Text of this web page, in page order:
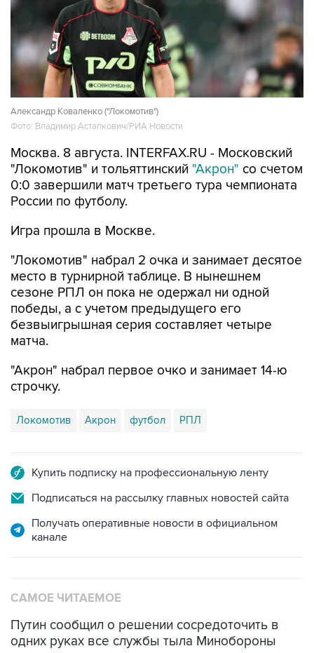
Александр Коваленко ("Локомотив")
Фото: Владимир Астапкович/РИА Новости
Москва. 8 августа. INTERFAX.RU - Московский
"Локомотив" и тольяттинский "Акрон" со счетом
0:0 завершили матч третьего тура чемпионата
России по футболу.
Игра прошла в Москве.
"Локомотив" набрал 2 очка и занимает десятое
место в турнирной таблице. В нынешнем
сезоне РПЛ он пока не одержал ни одной
победы, а с учетом предыдущего его
безвыигрышная серия составляет четыре
матча.
"Акрон" набрал первое очко и занимает 14-ю
строчку.
Локомотив Акрон футбол РПЛ
Купить подписку на профессиональную ленту
Подписаться на рассылку главных новостей сайта
Получать оперативные новости в официальном
канале
САМОЕ ЧИТАЕМОЕ
Путин сообщил о решении сосредоточить в
одних руках все службы тыла Минобороны